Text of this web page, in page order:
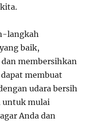
langkah
baik,
membersihkan
membuat
udara bersih
untuk mulai
Anda dan